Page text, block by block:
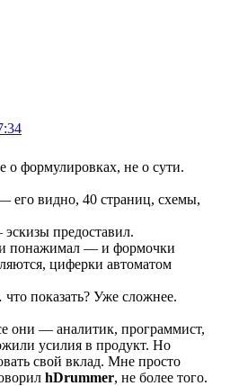
о формулировках, не о сути.
его видно, 40 страниц, схемы,
предоставил.
понажимал — и формочки
циферки автоматом
показать? Уже сложнее.
они — аналитик, программист,
усилия в продукт. Но
свой вклад. Мне просто
hDrummer, не более того.